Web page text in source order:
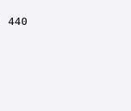
440